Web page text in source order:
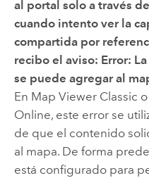
al portal solo a través de
cuando intento ver la
compartida por
recibo el aviso: Error:
se puede agregar al
En Map Viewer Classic o
Online, este error se
de que el contenido
al mapa. De forma
está configurado para